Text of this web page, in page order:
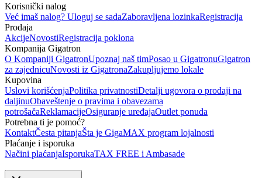
Korisnički nalog
Već imaš nalog? Uloguj se sadaZaboravljena lozinkaRegistracija
Prodaja
AkcijeNovostiRegistracija poklona
Kompanija Gigatron
O Kompaniji GigatronUpoznaj naš timPosao u GigatronuGigatron
za zajednicuNovosti iz GigatronaZakupljujemo lokale
Kupovina
Uslovi korišćenjaPolitika privatnostiDetalji ugovora o prodaji na
daljinuObaveštenje o pravima i obavezama
potrošačaReklamacijeOsiguranje uređajaOutlet ponuda
Potrebna ti je pomoć?
KontaktČesta pitanjaŠta je GigaMAX program lojalnosti
Plaćanje i isporuka
Načini plaćanjaIsporukaTAX FREE i Ambasade